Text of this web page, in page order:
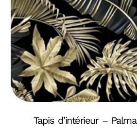
Tapis d’intérieur –